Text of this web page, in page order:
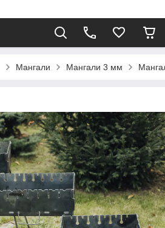
Мангали Мангали 3 мм